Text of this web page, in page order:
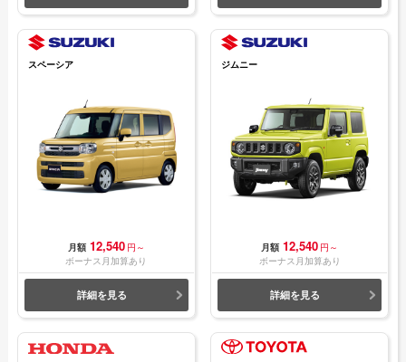
スペーシア
月額 12,540 円～
ボーナス月加算あり
詳細を見る
ジムニー
月額 12,540 円～
ボーナス月加算あり
詳細を見る